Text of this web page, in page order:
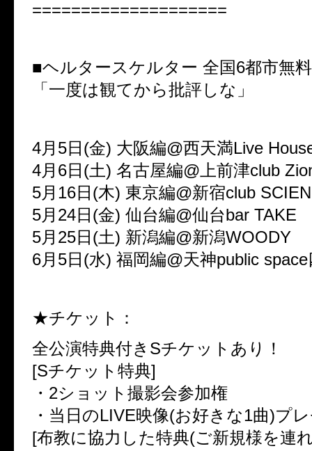
====================
■ヘルタースケルター 全国6都市無
「一度は観てから批評しな」
4月5日(金) 大阪編@西天満Live
4月6日(土) 名古屋編@上前津club
5月16日(木) 東京編@新宿club
5月24日(金) 仙台編@仙台bar TAKE
5月25日(土) 新潟編@新潟WOODY
6月5日(水) 福岡編@天神public
★チケット：
全公演特典付きSチケットあり！
[Sチケット特典]
・2ショット撮影会参加権
・当日のLIVE映像(お好きな1曲)プ
[布教に協力した特典(ご新規様を連